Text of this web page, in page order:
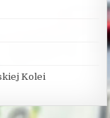
Kolei